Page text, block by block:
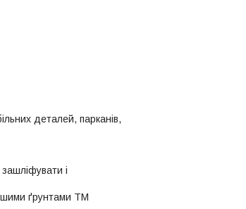
деталей, парканів,
і
ґрунтами ТМ